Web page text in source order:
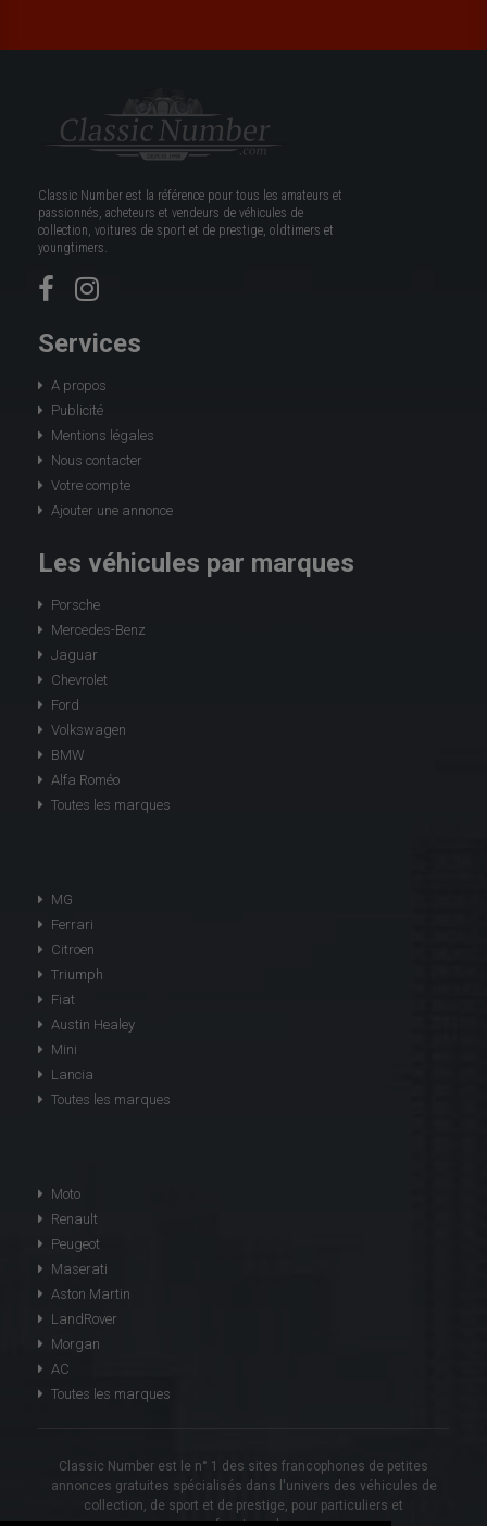
Classic Number est la référence pour tous les amateurs et
passionnés, acheteurs et vendeurs de véhicules de
collection, voitures de sport et de prestige, oldtimers et
youngtimers.
Services
A propos
Publicité
Mentions légales
Nous contacter
Votre compte
Ajouter une annonce
Les véhicules par marques
Porsche
Mercedes-Benz
Jaguar
Chevrolet
Ford
Volkswagen
BMW
Alfa Roméo
Toutes les marques
MG
Ferrari
Citroen
Triumph
Fiat
Austin Healey
Mini
Lancia
Toutes les marques
Moto
Renault
Peugeot
Maserati
Aston Martin
LandRover
Morgan
AC
Toutes les marques
Classic Number est le n° 1 des sites francophones de petites
annonces gratuites spécialisés dans l'univers des véhicules de
collection, de sport et de prestige, pour particuliers et